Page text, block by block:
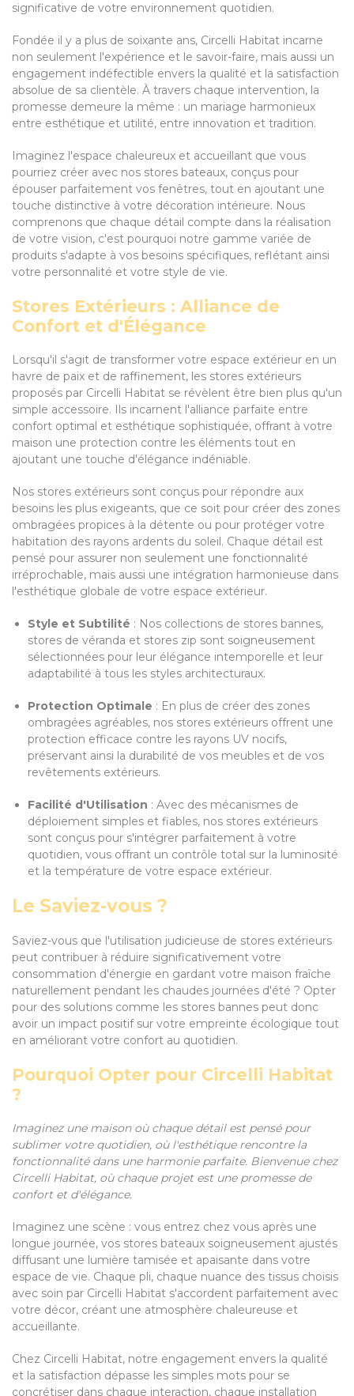
significative de votre environnement quotidien.
Fondée il y a plus de soixante ans, Circelli Habitat incarne
non seulement l'expérience et le savoir-faire, mais aussi un
engagement indéfectible envers la qualité et la satisfaction
absolue de sa clientèle. À travers chaque intervention, la
promesse demeure la même : un mariage harmonieux
entre esthétique et utilité, entre innovation et tradition.
Imaginez l'espace chaleureux et accueillant que vous
pourriez créer avec nos stores bateaux, conçus pour
épouser parfaitement vos fenêtres, tout en ajoutant une
touche distinctive à votre décoration intérieure. Nous
comprenons que chaque détail compte dans la réalisation
de votre vision, c'est pourquoi notre gamme variée de
produits s'adapte à vos besoins spécifiques, reflétant ainsi
votre personnalité et votre style de vie.
Stores Extérieurs : Alliance de
Confort et d'Élégance
Lorsqu'il s'agit de transformer votre espace extérieur en un
havre de paix et de raffinement, les stores extérieurs
proposés par Circelli Habitat se révèlent être bien plus qu'un
simple accessoire. Ils incarnent l'alliance parfaite entre
confort optimal et esthétique sophistiquée, offrant à votre
maison une protection contre les éléments tout en
ajoutant une touche d'élégance indéniable.
Nos stores extérieurs sont conçus pour répondre aux
besoins les plus exigeants, que ce soit pour créer des zones
ombragées propices à la détente ou pour protéger votre
habitation des rayons ardents du soleil. Chaque détail est
pensé pour assurer non seulement une fonctionnalité
irréprochable, mais aussi une intégration harmonieuse dans
l'esthétique globale de votre espace extérieur.
Style et Subtilité : Nos collections de stores bannes,
stores de véranda et stores zip sont soigneusement
sélectionnées pour leur élégance intemporelle et leur
adaptabilité à tous les styles architecturaux.
Protection Optimale : En plus de créer des zones
ombragées agréables, nos stores extérieurs offrent une
protection efficace contre les rayons UV nocifs,
préservant ainsi la durabilité de vos meubles et de vos
revêtements extérieurs.
Facilité d'Utilisation : Avec des mécanismes de
déploiement simples et fiables, nos stores extérieurs
sont conçus pour s'intégrer parfaitement à votre
quotidien, vous offrant un contrôle total sur la luminosité
et la température de votre espace extérieur.
Le Saviez-vous ?
Saviez-vous que l'utilisation judicieuse de stores extérieurs
peut contribuer à réduire significativement votre
consommation d'énergie en gardant votre maison fraîche
naturellement pendant les chaudes journées d'été ? Opter
pour des solutions comme les stores bannes peut donc
avoir un impact positif sur votre empreinte écologique tout
en améliorant votre confort au quotidien.
Pourquoi Opter pour Circelli Habitat
?
Imaginez une maison où chaque détail est pensé pour
sublimer votre quotidien, où l'esthétique rencontre la
fonctionnalité dans une harmonie parfaite. Bienvenue chez
Circelli Habitat, où chaque projet est une promesse de
confort et d'élégance.
Imaginez une scène : vous entrez chez vous après une
longue journée, vos stores bateaux soigneusement ajustés
diffusant une lumière tamisée et apaisante dans votre
espace de vie. Chaque pli, chaque nuance des tissus choisis
avec soin par Circelli Habitat s'accordent parfaitement avec
votre décor, créant une atmosphère chaleureuse et
accueillante.
Chez Circelli Habitat, notre engagement envers la qualité
et la satisfaction dépasse les simples mots pour se
concrétiser dans chaque interaction, chaque installation